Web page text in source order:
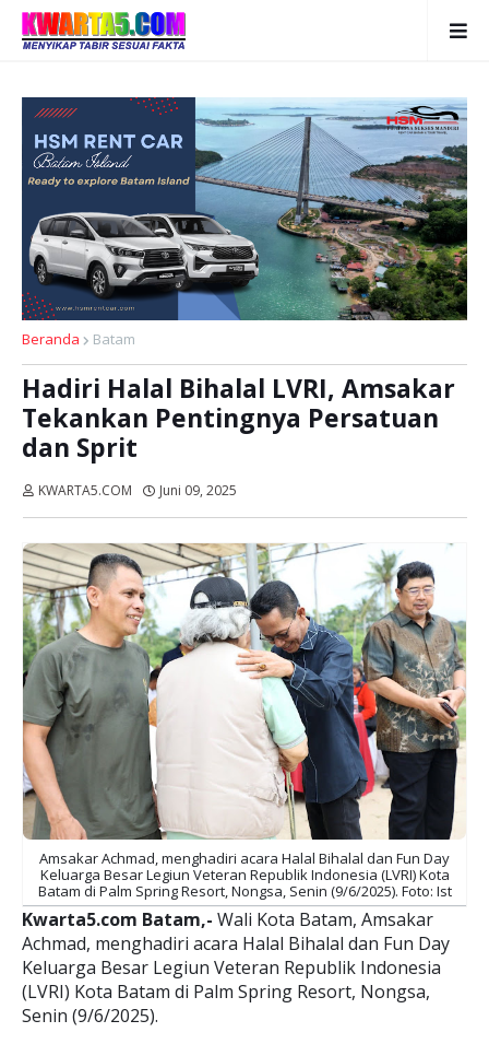
Beranda Batam
Hadiri Halal Bihalal LVRI, Amsakar
Tekankan Pentingnya Persatuan
dan Sprit
KWARTA5.COM Juni 09, 2025
Amsakar Achmad, menghadiri acara Halal Bihalal dan Fun Day
Keluarga Besar Legiun Veteran Republik Indonesia (LVRI) Kota
Batam di Palm Spring Resort, Nongsa, Senin (9/6/2025). Foto: Ist
Kwarta5.com Batam,- Wali Kota Batam, Amsakar
Achmad, menghadiri acara Halal Bihalal dan Fun Day
Keluarga Besar Legiun Veteran Republik Indonesia
(LVRI) Kota Batam di Palm Spring Resort, Nongsa,
Senin (9/6/2025).